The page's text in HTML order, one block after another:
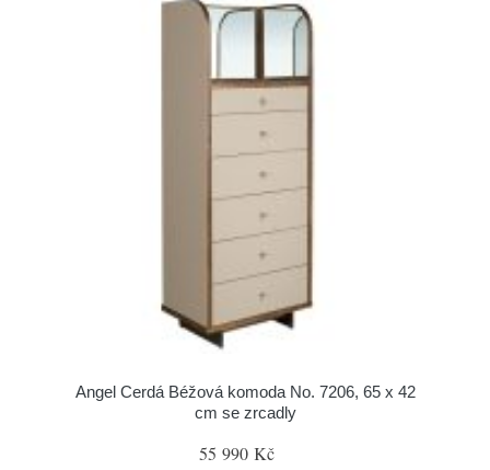
Angel Cerdá Béžová komoda No. 7206, 65 x 42
cm se zrcadly
55 990 Kč